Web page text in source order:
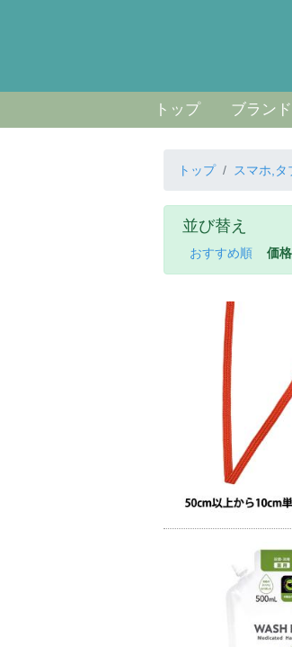
トップ ブラン
トップ スマホ,タ
並び替え
おすすめ順 価